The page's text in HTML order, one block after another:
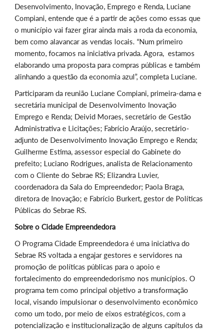
Desenvolvimento, Inovação, Emprego e Renda, Luciane
Compiani, entende que é a partir de ações como essas que
o município vai fazer girar ainda mais a roda da economia,
bem como alavancar as vendas locais. “Num primeiro
momento, focamos na iniciativa privada. Agora, estamos
elaborando uma proposta para compras públicas e também
alinhando a questão da economia azul”, completa Luciane.
Participaram da reunião Luciane Compiani, primeira-dama e
secretária municipal de Desenvolvimento Inovação
Emprego e Renda; Deivid Moraes, secretário de Gestão
Administrativa e Licitações; Fabrício Araújo, secretário-
adjunto de Desenvolvimento Inovação Emprego e Renda;
Guilherme Estima, assessor especial do Gabinete do
prefeito; Luciano Rodrigues, analista de Relacionamento
com o Cliente do Sebrae RS; Elizandra Luvier,
coordenadora da Sala do Empreendedor; Paola Braga,
diretora de Inovação; e Fabrício Burkert, gestor de Políticas
Públicas do Sebrae RS.
Sobre o Cidade Empreendedora
O Programa Cidade Empreendedora é uma iniciativa do
Sebrae RS voltada a engajar gestores e servidores na
promoção de políticas públicas para o apoio e
fortalecimento do empreendedorismo nos municípios. O
programa tem como principal objetivo a transformação
local, visando impulsionar o desenvolvimento econômico
como um todo, por meio de eixos estratégicos, com a
potencialização e institucionalização de alguns capítulos da